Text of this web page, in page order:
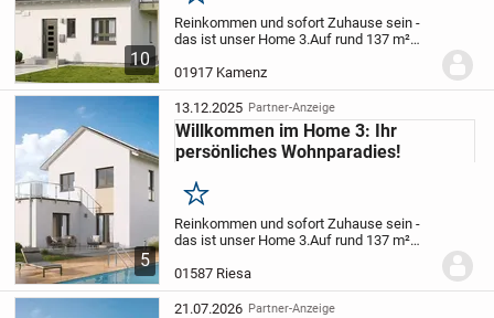
10
Reinkommen und sofort Zuhause sein -
das ist unser Home 3.Auf rund 137 m²
Einfamilienhaus voller Leben und
Möglichkeiten. Schon beim Betreten
spürst Du die Großzügigkeit...
01917 Kamenz
5
13.12.2025 Partner-Anzeige
Willkommen im Home 3: Ihr
persönliches Wohnparadies!
Merken
Reinkommen und sofort Zuhause sein -
das ist unser Home 3.Auf rund 137 m²
Einfamilienhaus voller Leben und
Möglichkeiten. Schon beim Betreten
spürst Du die Großzügigkeit...
01587 Riesa
21.07.2026 Partner-Anzeige